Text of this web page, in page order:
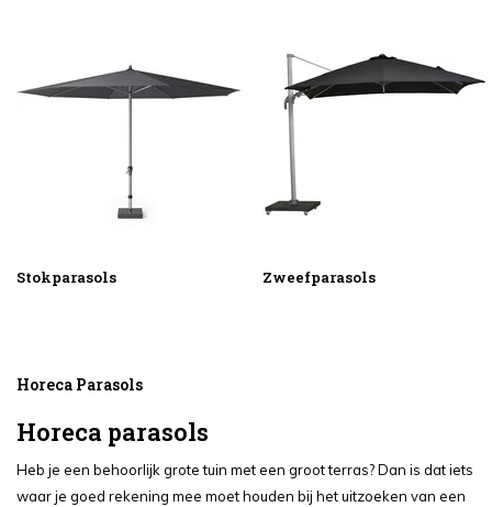
Stokparasols Zweefparasols
Horeca Parasols
Horeca parasols
Heb je een behoorlijk grote tuin met een groot terras? Dan is dat iets
waar je goed rekening mee moet houden bij het uitzoeken van een